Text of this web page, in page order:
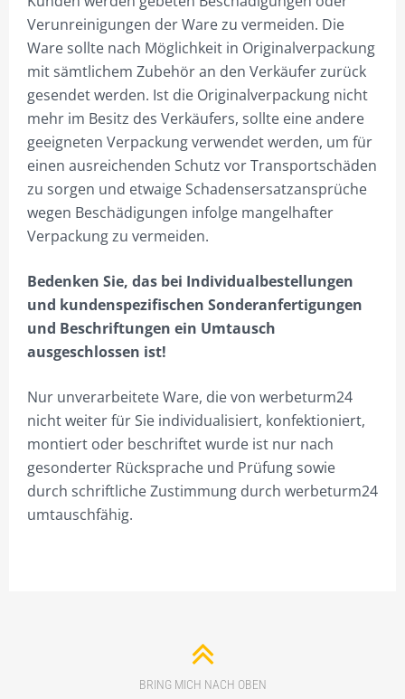
WIDERRUF
ZAHLUNGSARTEN
Verunreinigungen der Ware zu vermeiden. Die
Ware sollte nach Möglichkeit in Originalverpackung
mit sämtlichem Zubehör an den Verkäufer zurück
gesendet werden. Ist die Originalverpackung nicht
mehr im Besitz des Verkäufers, sollte eine andere
geeigneten Verpackung verwendet werden, um für
einen ausreichenden Schutz vor Transportschäden
zu sorgen und etwaige Schadensersatzansprüche
wegen Beschädigungen infolge mangelhafter
Verpackung zu vermeiden.
Bedenken Sie, das bei Individualbestellungen
und kundenspezifischen Sonderanfertigungen
und Beschriftungen ein Umtausch
ausgeschlossen ist!
Nur unverarbeitete Ware, die von werbeturm24
nicht weiter für Sie individualisiert, konfektioniert,
montiert oder beschriftet wurde ist nur nach
gesonderter Rücksprache und Prüfung sowie
durch schriftliche Zustimmung durch werbeturm24
umtauschfähig.
BRING MICH NACH OBEN